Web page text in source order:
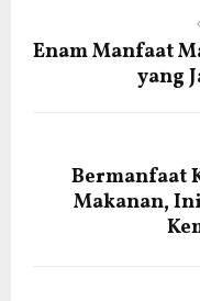
Enam Manfaat
yang
Bermanfaat
Makanan,